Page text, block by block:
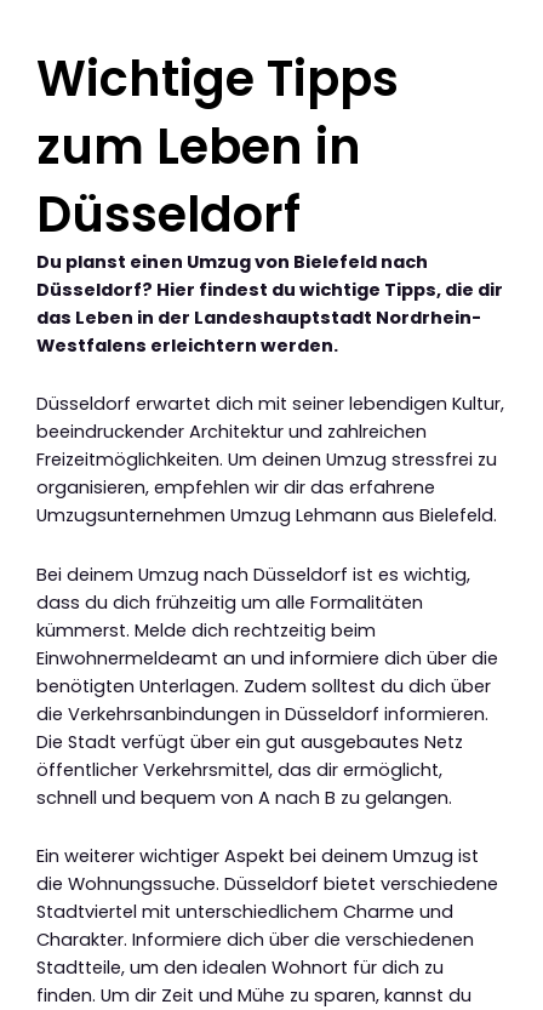
Wichtige Tipps
zum Leben in
Düsseldorf
Du planst einen Umzug von Bielefeld nach
Düsseldorf? Hier findest du wichtige Tipps, die dir
das Leben in der Landeshauptstadt Nordrhein-
Westfalens erleichtern werden.
Düsseldorf erwartet dich mit seiner lebendigen Kultur,
beeindruckender Architektur und zahlreichen
Freizeitmöglichkeiten. Um deinen Umzug stressfrei zu
organisieren, empfehlen wir dir das erfahrene
Umzugsunternehmen Umzug Lehmann aus Bielefeld.
Bei deinem Umzug nach Düsseldorf ist es wichtig,
dass du dich frühzeitig um alle Formalitäten
kümmerst. Melde dich rechtzeitig beim
Einwohnermeldeamt an und informiere dich über die
benötigten Unterlagen. Zudem solltest du dich über
die Verkehrsanbindungen in Düsseldorf informieren.
Die Stadt verfügt über ein gut ausgebautes Netz
öffentlicher Verkehrsmittel, das dir ermöglicht,
schnell und bequem von A nach B zu gelangen.
Ein weiterer wichtiger Aspekt bei deinem Umzug ist
die Wohnungssuche. Düsseldorf bietet verschiedene
Stadtviertel mit unterschiedlichem Charme und
Charakter. Informiere dich über die verschiedenen
Stadtteile, um den idealen Wohnort für dich zu
finden. Um dir Zeit und Mühe zu sparen, kannst du